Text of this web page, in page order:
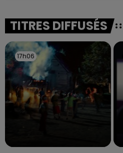
fermer ses portes.
TITRES DIFFUSÉS
17h06
17h06